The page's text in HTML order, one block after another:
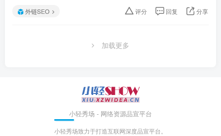
外链SEO 评分 回复 分享
加载更多
小轻秀场 - 网络资源品宣平台
小轻秀场致力于打造互联网深度品宣平台。